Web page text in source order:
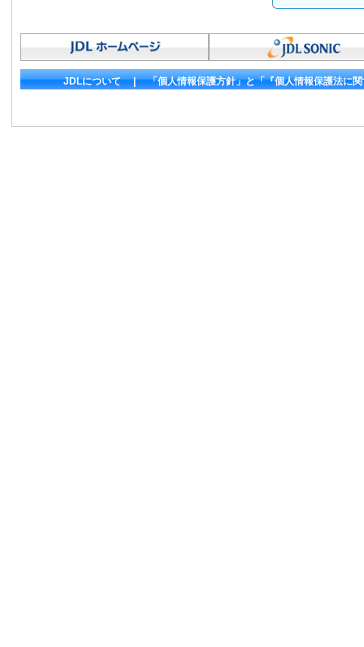
JDLについて|「個人情報保護方針」と「『個人情報保護法に